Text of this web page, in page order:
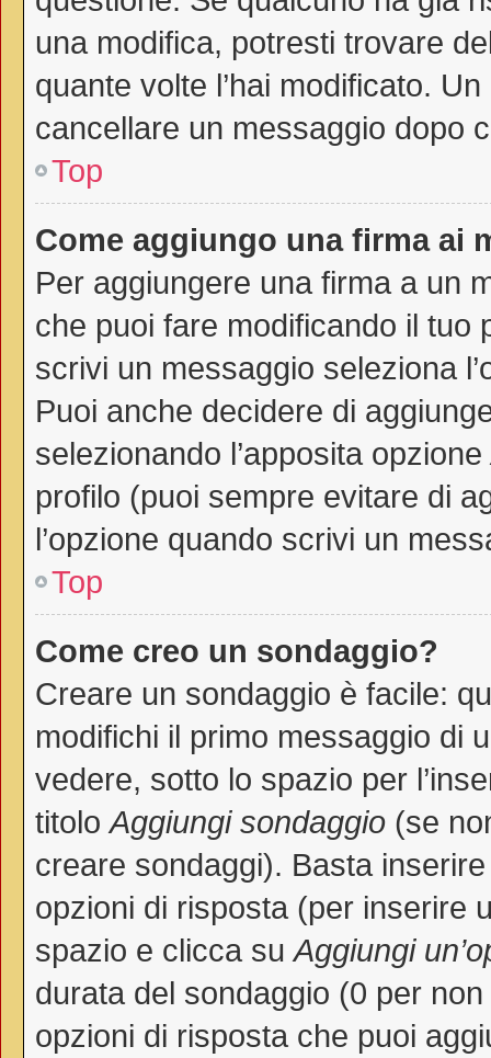
una modifica, potresti trovare
quante volte l’hai modificato.
cancellare un messaggio dopo
Top
Come aggiungo una firma ai
Per aggiungere una firma a un
che puoi fare modificando il tuo
scrivi un messaggio seleziona
Puoi anche decidere di
selezionando l’apposita opzione
profilo (puoi sempre evitare di
l’opzione quando scrivi un
Top
Come creo un sondaggio?
Creare un sondaggio è facile:
modifichi il primo messaggio di
vedere, sotto lo spazio per
titoloAggiungi sondaggio (se
creare sondaggi). Basta
opzioni di risposta (per inserire
spazio e clicca suAggiungi
durata del sondaggio (0 per
opzioni di risposta che puoi